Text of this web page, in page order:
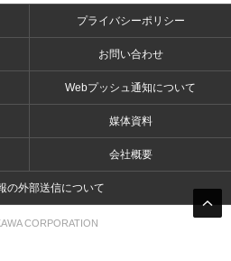
プライバシーポリシー
お問い合わせ
Webプッシュ通知について
媒体資料
会社概要
の外部送信について
CORPORATION